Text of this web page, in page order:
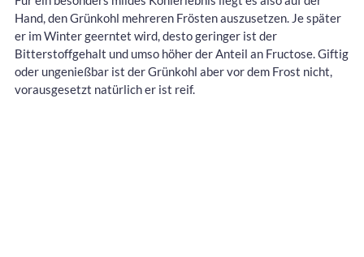
Hand, den Grünkohl mehreren Frösten auszusetzen. Je später
er im Winter geerntet wird, desto geringer ist der
Bitterstoffgehalt und umso höher der Anteil an Fructose. Giftig
oder ungenießbar ist der Grünkohl aber vor dem Frost nicht,
vorausgesetzt natürlich er ist reif.